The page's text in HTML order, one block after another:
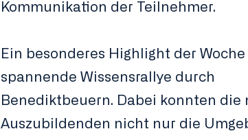
Kommunikation der Teilnehmer.
Ein besonderes Highlight der
spannende Wissensrallye durch
Benediktbeuern. Dabei konnten die
Auszubildenden nicht nur die